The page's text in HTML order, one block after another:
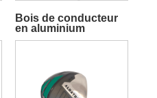
Bois de conducteur
en aluminium